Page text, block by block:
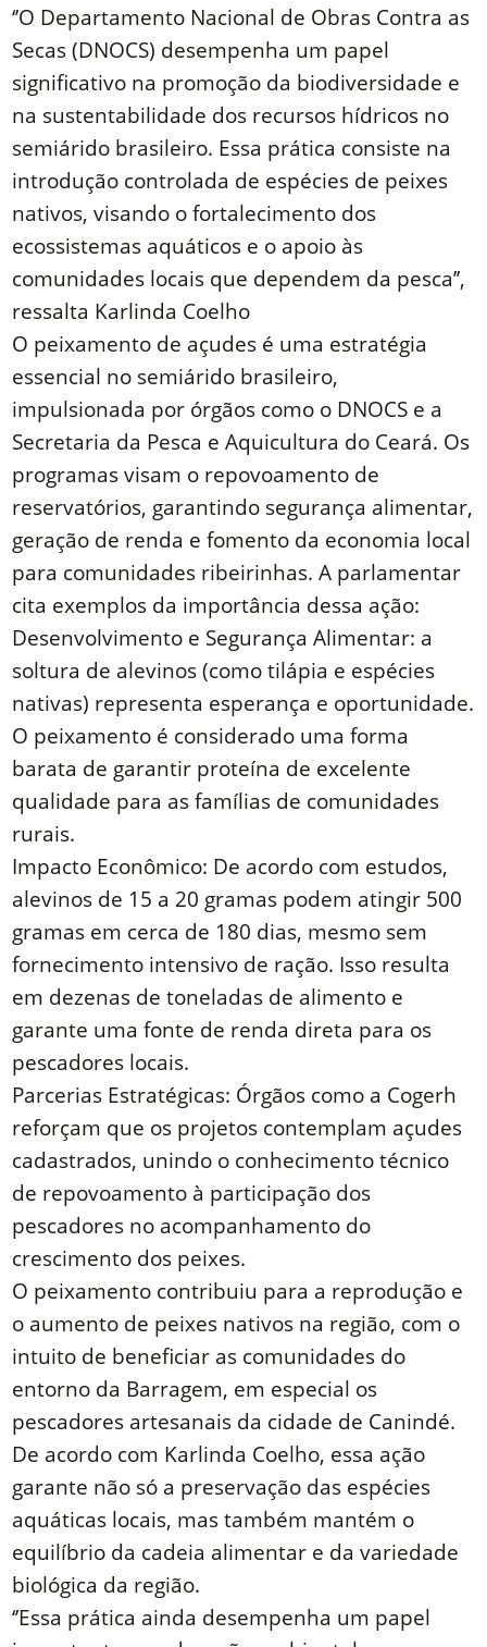
‘’O Departamento Nacional de Obras Contra as
Secas (DNOCS) desempenha um papel
significativo na promoção da biodiversidade e
na sustentabilidade dos recursos hídricos no
semiárido brasileiro. Essa prática consiste na
introdução controlada de espécies de peixes
nativos, visando o fortalecimento dos
ecossistemas aquáticos e o apoio às
comunidades locais que dependem da pesca’’,
ressalta Karlinda Coelho
O peixamento de açudes é uma estratégia
essencial no semiárido brasileiro,
impulsionada por órgãos como o DNOCS e a
Secretaria da Pesca e Aquicultura do Ceará. Os
programas visam o repovoamento de
reservatórios, garantindo segurança alimentar,
geração de renda e fomento da economia local
para comunidades ribeirinhas. A parlamentar
cita exemplos da importância dessa ação:
Desenvolvimento e Segurança Alimentar: a
soltura de alevinos (como tilápia e espécies
nativas) representa esperança e oportunidade.
O peixamento é considerado uma forma
barata de garantir proteína de excelente
qualidade para as famílias de comunidades
rurais.
Impacto Econômico: De acordo com estudos,
alevinos de 15 a 20 gramas podem atingir 500
gramas em cerca de 180 dias, mesmo sem
fornecimento intensivo de ração. Isso resulta
em dezenas de toneladas de alimento e
garante uma fonte de renda direta para os
pescadores locais.
Parcerias Estratégicas: Órgãos como a Cogerh
reforçam que os projetos contemplam açudes
cadastrados, unindo o conhecimento técnico
de repovoamento à participação dos
pescadores no acompanhamento do
crescimento dos peixes.
O peixamento contribuiu para a reprodução e
o aumento de peixes nativos na região, com o
intuito de beneficiar as comunidades do
entorno da Barragem, em especial os
pescadores artesanais da cidade de Canindé.
De acordo com Karlinda Coelho, essa ação
garante não só a preservação das espécies
aquáticas locais, mas também mantém o
equilíbrio da cadeia alimentar e da variedade
biológica da região.
‘’Essa prática ainda desempenha um papel